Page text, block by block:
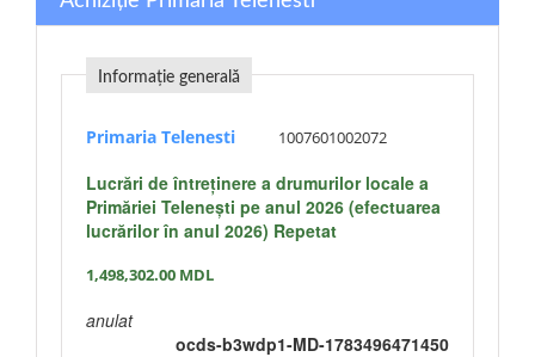
Informație generală
Primaria Telenesti 1007601002072
Lucrări de întreținere a drumurilor locale a
Primăriei Telenești pe anul 2026 (efectuarea
lucrărilor în anul 2026) Repetat
1,498,302.00 MDL
anulat
ocds-b3wdp1-MD-1783496471450